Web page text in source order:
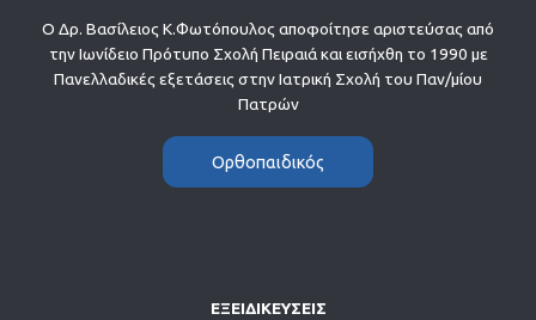
Ο Δρ. Βασίλειος Κ.Φωτόπουλος αποφοίτησε αριστεύσας από
την Ιωνίδειο Πρότυπο Σχολή Πειραιά και εισήχθη το 1990 με
Πανελλαδικές εξετάσεις στην Ιατρική Σχολή του Παν/μίου
Πατρών
Ορθοπαιδικός
ΕΞΕΙΔΙΚΕΥΣΕΙΣ